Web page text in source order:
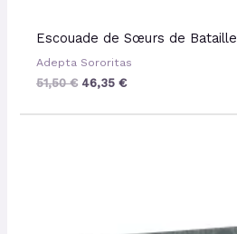
Escouade de Sœurs de Bataille
Adepta Sororitas
51,50€ 46,35 €